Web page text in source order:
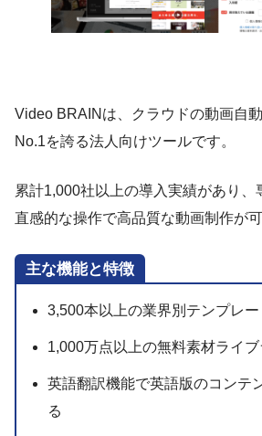
Video BRAINは、クラウドの動画自
No.1を誇る法人向けツールです。
累計1,000社以上の導入実績があり、
直感的な操作で高品質な動画制作が可
主な機能と特徴
3,500本以上の業界別テンプレー
1,000万点以上の無料素材ライブ
英語翻訳機能で英語版のコンテ
る